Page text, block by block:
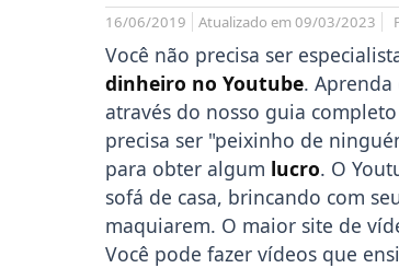
16/06/2019 Atualizado em 09/03/2023
Você não precisa ser
dinheiro no Youtube. Aprenda
através do nosso guia
precisa ser "peixinho de
para obter algum lucro. O
sofá de casa, brincando com
maquiarem. O maior site de
Você pode fazer vídeos que